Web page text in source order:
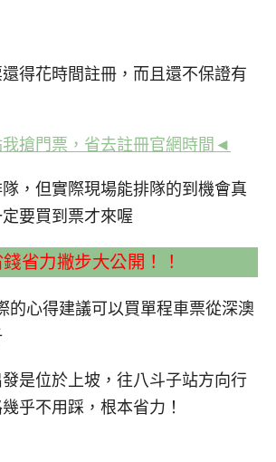
得花時間註冊，而且還不保證有
搶門票，省去註冊官網時間◄
，但實際現場能排隊的到機會真
要買到票才來喔
省力撇步大公開！！
的心得建議可以買單程車票從深澳
是位於上坡，往八斗子站方向行
乎不用踩，根本省力！